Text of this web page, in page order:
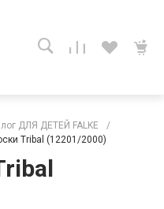
ДЛЯ ДЕТЕЙ FALKE
/
Tribal (12201/2000)